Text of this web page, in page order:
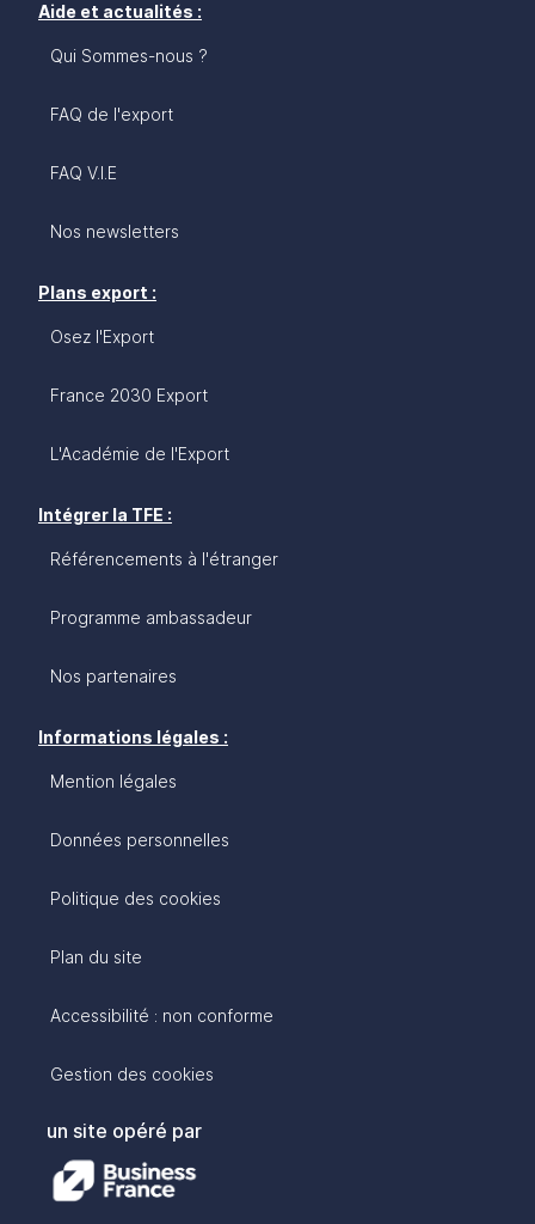
Aide et actualités :
Qui Sommes-nous ?
FAQ de l'export
FAQ V.I.E
Nos newsletters
Plans export :
Osez l'Export
France 2030 Export
L'Académie de l'Export
Intégrer la TFE :
Référencements à l'étranger
Programme ambassadeur
Nos partenaires
Informations légales :
Mention légales
Données personnelles
Politique des cookies
Plan du site
Accessibilité : non conforme
Gestion des cookies
un site opéré par